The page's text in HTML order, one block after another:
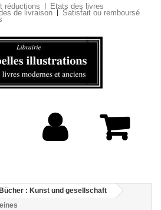
réductions Etats des livres
de livraison Satisfait ou remboursé
Bücher : Kunst und gesellschaft